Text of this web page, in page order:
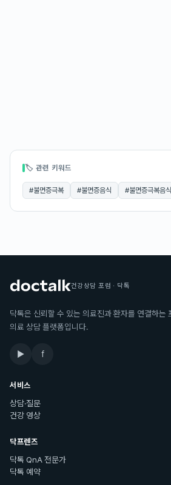
🏷 관련 키워드
#불면증극복 #불면증음식 #불면증극복음식
건강상담 포럼 · 닥톡
닥톡은 신뢰할 수 있는 의료진과 환자를 연결하는
의료 상담 플랫폼입니다.
▶ f
서비스
상담·질문
건강 영상
닥프렌즈
닥톡 QnA 전문가
닥톡 예약